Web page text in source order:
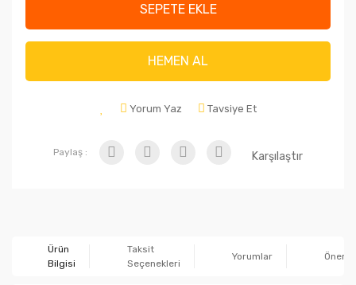
SEPETE EKLE
HEMEN AL
Yorum Yaz Tavsiye Et
Paylaş : Karşılaştır
Ürün
Bilgisi
Taksit
Seçenekleri
Yorumlar